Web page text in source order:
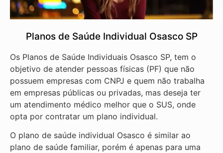
Planos de Saúde Individual Osasco SP
Os Planos de Saúde Individuais Osasco SP, tem o
objetivo de atender pessoas físicas (PF) que não
possuem empresas com CNPJ e quem não trabalha
em empresas públicas ou privadas, mas deseja ter
um atendimento médico melhor que o SUS, onde
opta por contratar um plano individual.
O plano de saúde individual Osasco é similar ao
plano de saúde familiar, porém é apenas para uma